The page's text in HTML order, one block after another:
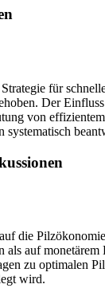
für
Der
von
die
auf
zu optimalen
wird.